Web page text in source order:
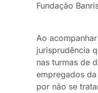
Fundação
Ao
jurisprudência
nas turmas de
empregados
por não se